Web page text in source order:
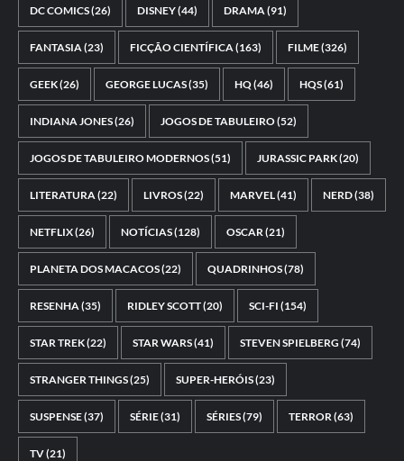
DC COMICS(26) DISNEY(44) DRAMA(91)
FANTASIA(23) FICÇÃO CIENTÍFICA(163) FILME(326)
GEEK(26) GEORGE LUCAS(35) HQ(46) HQS(61)
INDIANA JONES(26) JOGOS DE TABULEIRO(52)
JOGOS DE TABULEIRO MODERNOS(51) JURASSIC PARK(20)
LITERATURA(22) LIVROS(22) MARVEL(41) NERD(38)
NETFLIX(26) NOTÍCIAS(128) OSCAR(21)
PLANETA DOS MACACOS(22) QUADRINHOS(78)
RESENHA(35) RIDLEY SCOTT(20) SCI-FI (154)
STAR TREK(22) STAR WARS(41) STEVEN SPIELBERG (74)
STRANGER THINGS(25) SUPER-HERÓIS(23)
SUSPENSE(37) SÉRIE(31) SÉRIES(79) TERROR(63)
TV(21)